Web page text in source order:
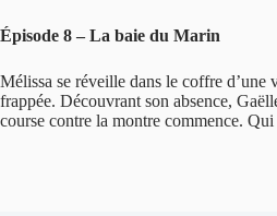
Épisode 8 – La baie du Marin
Mélissa se réveille dans le coffre d’une
frappée. Découvrant son absence,
course contre la montre commence. Qui